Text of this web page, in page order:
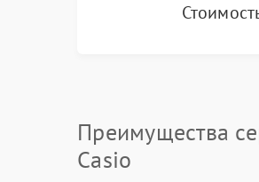
Преимущества
Casio